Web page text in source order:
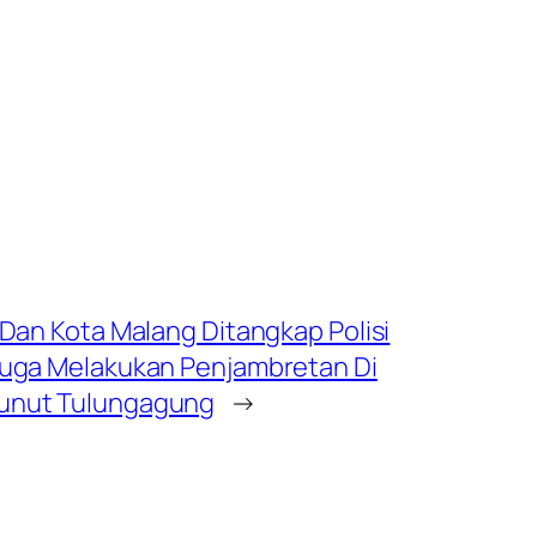
Kota Malang Ditangkap Polisi
Melakukan Penjambretan Di
Tulungagung →